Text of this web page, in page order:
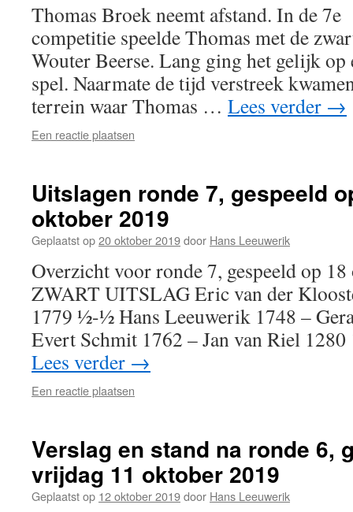
Thomas Broek neemt afstand. In de
competitie speelde Thomas met de
Wouter Beerse. Lang ging het gelijk op
spel. Naarmate de tijd verstreek
terrein waar Thomas … Lees verder →
Een reactie plaatsen
Uitslagen ronde 7, gespeeld
oktober 2019
Geplaatst op20 oktober 2019door Hans Leeuwerik
Overzicht voor ronde 7, gespeeld op
ZWART UITSLAG Eric van der
1779 ½-½ Hans Leeuwerik 1748 –
Evert Schmit 1762 – Jan van Riel
Lees verder →
Een reactie plaatsen
Verslag en stand na ronde 6,
vrijdag 11 oktober 2019
Geplaatst op 12 oktober 2019door Hans Leeuwerik